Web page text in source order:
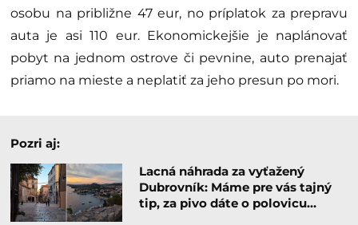
osobu na približne 47 eur, no príplatok za prepravu
auta je asi 110 eur. Ekonomickejšie je naplánovať
pobyt na jednom ostrove či pevnine, auto prenajať
priamo na mieste a neplatiť za jeho presun po mori.
Pozri aj:
Lacná náhrada za vyťažený
Dubrovník: Máme pre vás tajný
tip, za pivo dáte o polovicu…